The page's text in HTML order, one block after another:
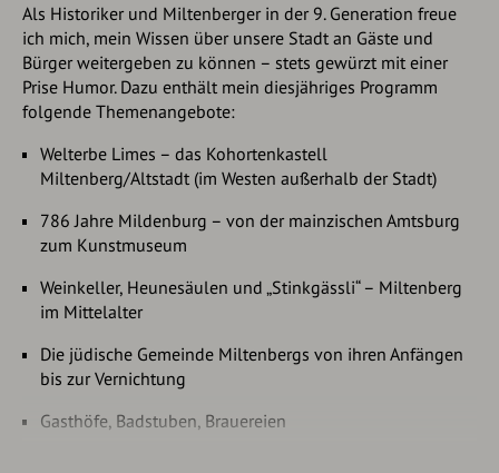
Als Historiker und Miltenberger in der 9. Generation freue
ich mich, mein Wissen über unsere Stadt an Gäste und
Bürger weitergeben zu können – stets gewürzt mit einer
Prise Humor. Dazu enthält mein diesjähriges Programm
folgende Themenangebote:
Welterbe Limes – das Kohortenkastell
Miltenberg/Altstadt (im Westen außerhalb der Stadt)
786 Jahre Mildenburg – von der mainzischen Amtsburg
zum Kunstmuseum
Weinkeller, Heunesäulen und „Stinkgässli“ – Miltenberg
im Mittelalter
Die jüdische Gemeinde Miltenbergs von ihren Anfängen
bis zur Vernichtung
Gasthöfe, Badstuben, Brauereien